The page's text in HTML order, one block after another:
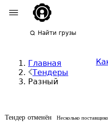
Найти грузы
Главная
Тендеры
Разный
Тендер отменён Несколько